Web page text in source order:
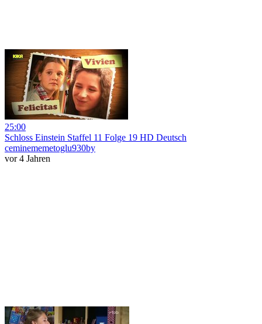
25:00
Schloss Einstein Staffel 11 Folge 19 HD Deutsch
ceminememetoglu930by
vor 4 Jahren